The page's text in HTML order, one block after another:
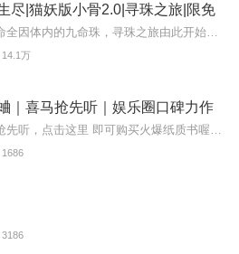
尽|猫妖版小骨2.0|寻珠之旅|限免
14.1万
｜喜马抢先听｜娱乐圈口碑力作
1686
3186